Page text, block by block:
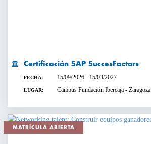
Certificación SAP SuccesFactors
FECHA: 15/09/2026 - 15/03/2027
LUGAR: Campus Fundación Ibercaja - Zaragoza
MATRÍCULA ABIERTA